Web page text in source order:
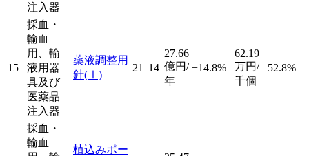
注入器
15
採血・
輸血
用、輸
液用器
具及び
医薬品
注入器
薬液調整用
針(Ⅰ)
21 14
27.66
億円/
年
+14.8%
62.19
万円/
千個
52.8%
採血・
輸血
植込みポー